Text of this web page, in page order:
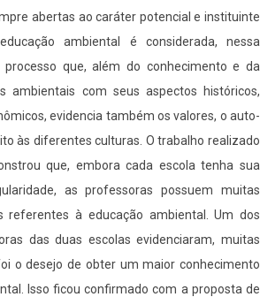
abertas ao caráter potencial e instituinte
ambiental é considerada, nessa
que, além do conhecimento e da
ambientais com seus aspectos históricos,
evidencia também os valores, o auto-
às diferentes culturas. O trabalho realizado
que, embora cada escola tenha sua
as professoras possuem muitas
referentes à educação ambiental. Um dos
das duas escolas evidenciaram, muitas
o desejo de obter um maior conhecimento
Isso ficou confirmado com a proposta de